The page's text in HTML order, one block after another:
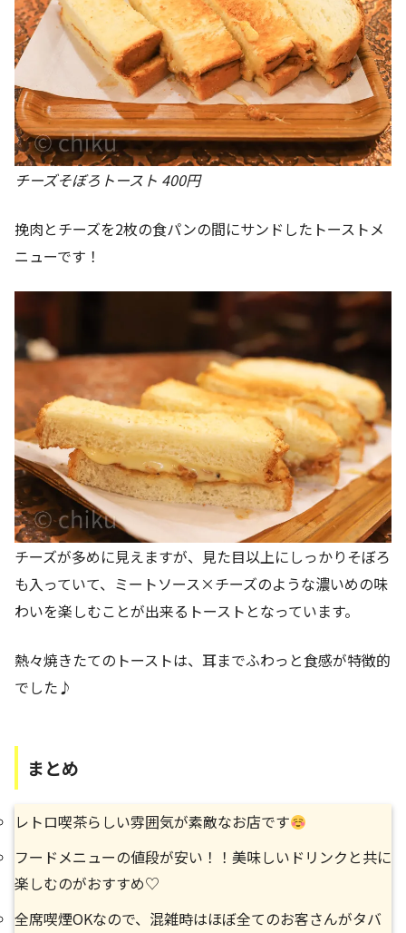
チーズそぼろトースト 400円
挽肉とチーズを2枚の食パンの間にサンドしたトーストメ
ニューです！
チーズが多めに見えますが、見た目以上にしっかりそぼろ
も入っていて、ミートソース×チーズのような濃いめの味
わいを楽しむことが出来るトーストとなっています。
熱々焼きたてのトーストは、耳までふわっと食感が特徴的
でした♪
まとめ
レトロ喫茶らしい雰囲気が素敵なお店です
フードメニューの値段が安い！！美味しいドリンクと共に
楽しむのがおすすめ♡
全席喫煙OKなので、混雑時はほぼ全てのお客さんがタバ